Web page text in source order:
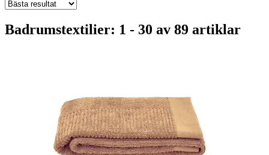
Badrumstextilier: 1 - 30 av 89 artiklar